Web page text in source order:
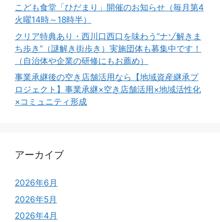
こども食堂「ひだまり」開催のお知らせ（毎月第4
火曜14時～18時半）
クリア特典あり・西川口西口を味わう”ナゾ解きま
ち歩き”（謎解き街歩き）実施団体も募集中です！
（自治体や企業の研修にもお薦め）
事業承継後の空き店舗活用なら【地域資産継承プ
ロジェクト】事業承継×空き店舗活用×地域活性化
×コミュニティ形成
アーカイブ
2026年6月
2026年5月
2026年4月